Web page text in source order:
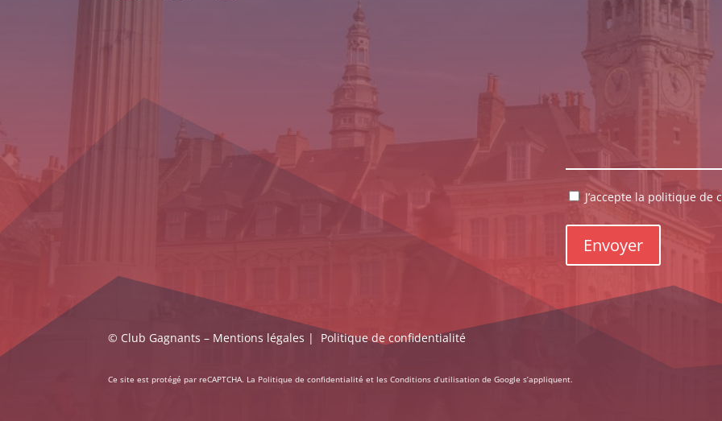
RGPDJ’accepte la politique de
© Club Gagnants – Mentions légales | Politique de confidentialité
Ce site est protégé par reCAPTCHA. La Politique de confidentialité et lesConditions d’utilisation de Google s’appliquent.